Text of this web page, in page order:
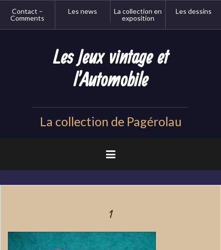
Contact –
Comments
Les news
La collection en
exposition
Les dessins
Les Jeux vintage et
l'Automobile
La collection de Pagérolau
1